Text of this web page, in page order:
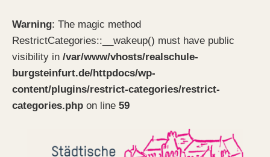
Warning: The magic method
RestrictCategories::__wakeup() must have public
visibility in /var/www/vhosts/realschule-
burgsteinfurt.de/httpdocs/wp-
content/plugins/restrict-categories/restrict-
categories.php on line 59